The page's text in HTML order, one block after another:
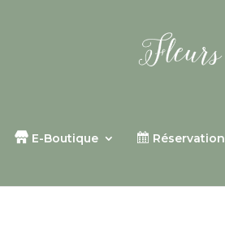
E-Boutique Réservation